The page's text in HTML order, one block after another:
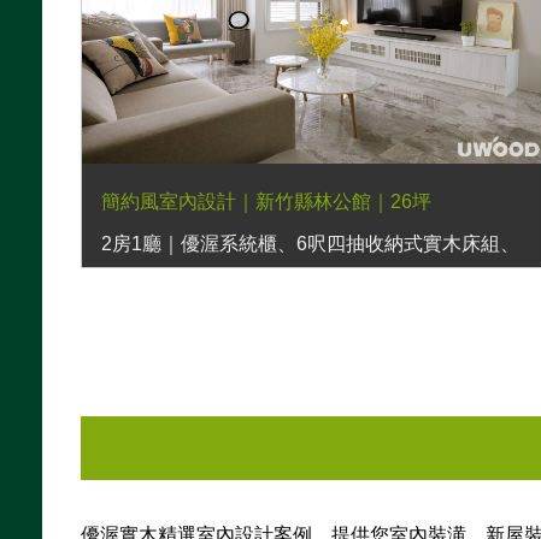
簡約風室內設計｜新竹縣林公館｜26坪
2房1廳｜優渥系統櫃、6呎四抽收納式實木床組、
暮光實木床頭櫃、彩色款細扶手布餐椅、彩色款彎
優渥實木精選室內設計案例，提供您室內裝潢、新屋